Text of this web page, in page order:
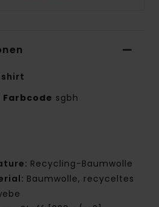
Farbcode sgbh
Recycling-Baumwolle
Baumwolle, recyceltes